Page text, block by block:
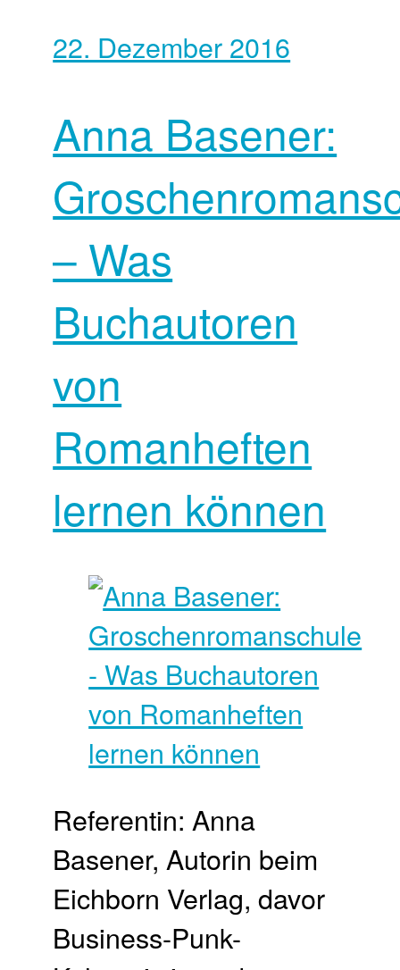
22. Dezember 2016
Anna Basener:
– Was
Buchautoren
von
Romanheften
lernen können
Referentin: Anna
Basener, Autorin beim
Eichborn Verlag, davor
Business-Punk-